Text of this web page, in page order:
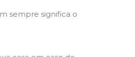
sempre significa o